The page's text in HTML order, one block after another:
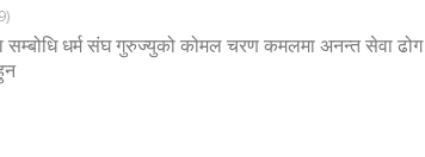
सम्बोधि धर्म संघ गुरुज्युको कोमल चरण कमलमा अनन्त सेवा ढोग